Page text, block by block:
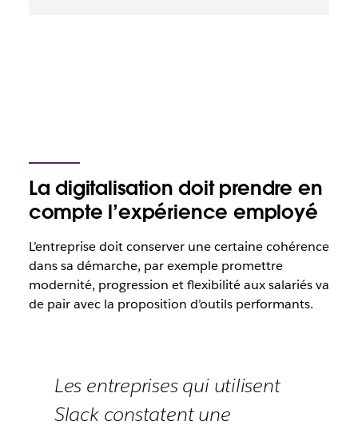
La digitalisation doit prendre en
compte l’expérience employé
L’entreprise doit conserver une certaine cohérence
dans sa démarche, par exemple promettre
modernité, progression et flexibilité aux salariés va
de pair avec la proposition d’outils performants.
Les entreprises qui utilisent
Slack constatent une